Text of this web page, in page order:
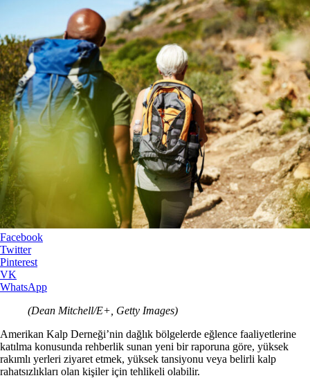
Facebook
Twitter
Pinterest
VK
WhatsApp
(Dean Mitchell/E+, Getty Images)
Amerikan Kalp Derneği’nin dağlık bölgelerde eğlence faaliyetlerine
katılma konusunda rehberlik sunan yeni bir raporuna göre, yüksek
rakımlı yerleri ziyaret etmek, yüksek tansiyonu veya belirli kalp
rahatsızlıkları olan kişiler için tehlikeli olabilir.